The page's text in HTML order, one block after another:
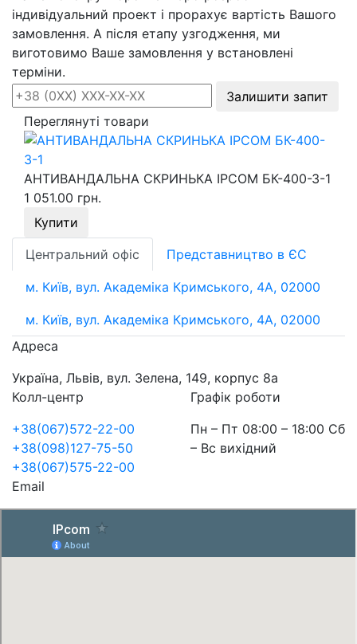
індивідуальний проект і прорахує вартість Вашого
замовлення. А після етапу узгодження, ми
виготовимо Ваше замовлення у встановлені
терміни.
Залишити запит
Переглянуті товари
АНТИВАНДАЛЬНА СКРИНЬКА IPCOM БК-400-З-1
1 051.00 грн.
Купити
Центральний офіс
Представництво в ЄС
м. Київ, вул. Академіка Кримського, 4А, 02000
м. Київ, вул. Академіка Кримського, 4А, 02000
Адреса
Україна, Львів, вул. Зелена, 149, корпус 8а
Колл-центр
+38(067)572-22-00
+38(098)127-75-50
+38(067)575-22-00
Графік роботи
Пн – Пт 08:00 – 18:00 Сб
– Вс вихідний
Email